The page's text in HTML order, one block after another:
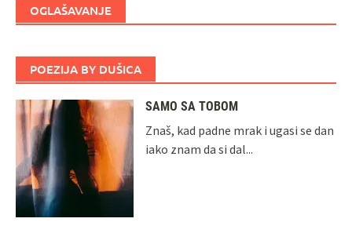
OGLAŠAVANJE
POEZIJA BY DUŠICA
SAMO SA TOBOM
Znaš, kad padne mrak i ugasi se dan
iako znam da si dal...